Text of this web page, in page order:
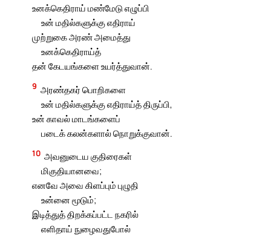
உனக்கெதிராய் மண்மேடு எழுப்பி
உன் மதில்களுக்கு எதிராய்
முற்றுகை அரண் அமைத்து
உனக்கெதிராய்த்
தன் கேடயங்களை உயர்த்துவான்.
9 அரண்தகர் பொறிகளை
உன் மதில்களுக்கு எதிராய்த் திருப்பி,
உன் காவல் மாடங்களைப்
படைக் கலன்களால் நொறுக்குவான்.
10 அவனுடைய குதிரைகள்
மிகுதியானவை;
எனவே அவை கிளப்பும் புழுதி
உன்னை மூடும்;
இடித்துத் திறக்கப்பட்ட நகரில்
எளிதாய் நுழைவதுபோல்